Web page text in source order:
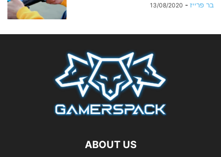
בר פרייז -
13/08/2020
ABOUT US